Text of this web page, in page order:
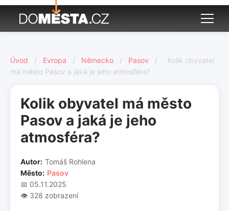
Úvod / Evropa / Německo / Pasov /
Kolik obyvatel
má město Pasov a jaká je jeho atmosféra?
Kolik obyvatel má město
Pasov a jaká je jeho
atmosféra?
Autor: Tomáš Rohlena
Město: Pasov
📅 05.11.2025
👁️ 328 zobrazení